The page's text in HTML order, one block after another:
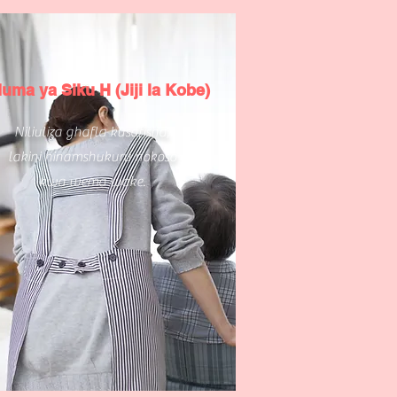
ya Siku H (Jiji la Kobe)
Niliuliza ghafla kusafisha,
lakini ninamshukuru nokoso
kwa wema wake.